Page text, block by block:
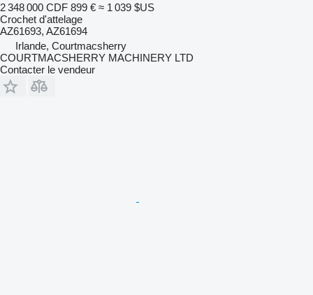
2 348 000 CDF 899 € ≈ 1 039 $US
Crochet d'attelage
AZ61693, AZ61694
Irlande, Courtmacsherry
COURTMACSHERRY MACHINERY LTD
Contacter le vendeur